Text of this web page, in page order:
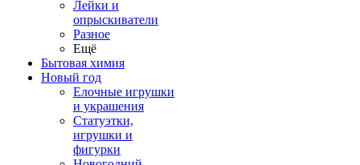
Лейки и
опрыскиватели
Разное
Ещё
Бытовая химия
Новый год
Елочные игрушки
и украшения
Статуэтки,
игрушки и
фигурки